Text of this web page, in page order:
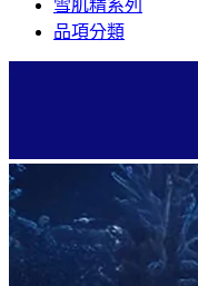
雪肌精系列
品項分類